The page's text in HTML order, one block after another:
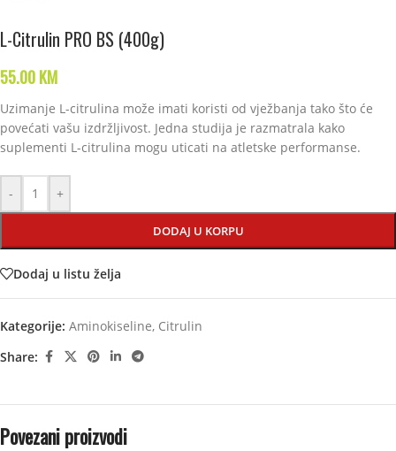
L-Citrulin PRO BS (400g)
55.00KM
Uzimanje L-citrulina može imati koristi od vježbanja tako što će
povećati vašu izdržljivost. Jedna studija je razmatrala kako
suplementi L-citrulina mogu uticati na atletske performanse.
- +
DODAJ U KORPU
Dodaj u listu želja
Kategorije: Aminokiseline, Citrulin
Share:
Povezani proizvodi